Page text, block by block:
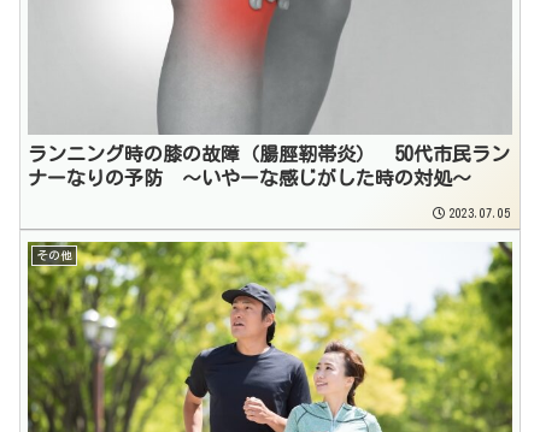
ランニング時の膝の故障（腸脛靭帯炎） 50代市民ラン
ナーなりの予防 〜いやーな感じがした時の対処〜
2023.07.05
その他